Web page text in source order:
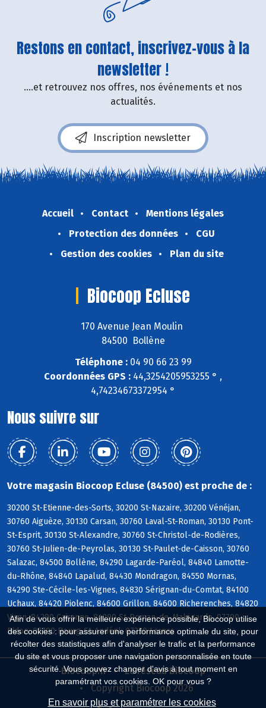
Afin de vous offrir la meilleure expérience possible, Biocoop utilise
des cookies : pour assurer une performance optimale du site, pour
récolter des statistiques afin d'analyser le trafic et la performance
du site et vous proposer une navigation personnalisée en toute
sécurité. Vous pouvez changer d'avis à tout moment en
paramétrant vos cookies. OK pour vous ?
En savoir plus et paramétrer les cookies
Restons en contact, inscrivez-vous à la
newsletter !
....et retrouvez nos offres, nos événements et nos
actualités.
Inscription newsletter
Accueil Contact
Mentions légales
Protection des données
CGU
Gestion des cookies
Plan du site
Biocoop Ecluse
170 Avenue Jean Moulin
84500 Bollène
Téléphone :04 90 66 23 99
Coordonnées GPS : 44,3254205953255 ° ,
4,74234673372954 °
Nous suivre sur
Votre magasin Biocoop Ecluse (84500) est proche de :
30200 St-Etienne-des-Sorts, 30200 St-Nazaire, 30200 Vénéjan,
30760 Aiguèze, 30130 Carsan, 30760 Laval-St-Roman, 30130 Pont-
St-Esprit, 30130 St-Alexandre, 30760 St-Christol-de-Rodières,
30760 St-Julien-de-Peyrolas, 30130 St-Paulet-de-Caisson, 30760
Salazac, 84500 Bollène, 84290 Lagarde-Paréol, 84840 Lamotte-
du-Rhône, 84840 Lapalud, 84430 Mondragon, 84550 Mornas,
84290 Ste-Cécile-les-Vignes, 84830 Sérignan-du-Comtat, 84100
Uchaux, 84420 Piolenc, 84600 Grillon, 84600 Richerenches, 84820
Visan, 84290 Cairanne, 84290 St-Roman-de-Malegarde, 07700
Bidon, 07700 Bourg-St-Andéol, 07220 Larnas
Biocoop.fr
Le réseau Biocoop
Copyright Biocoop 2026